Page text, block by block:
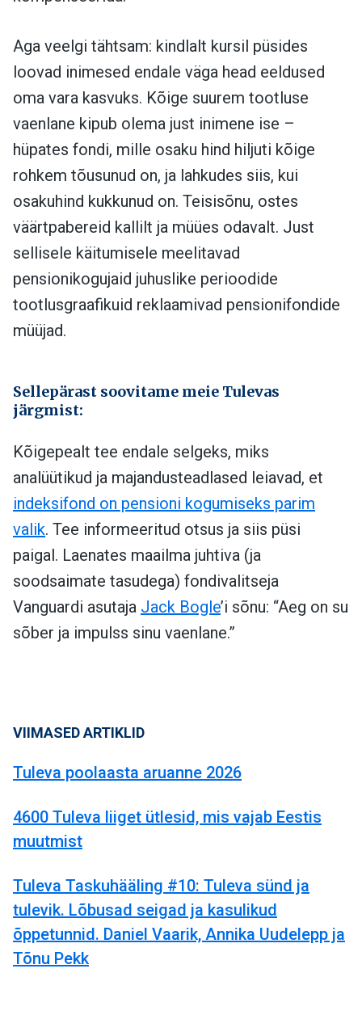
Aga veelgi tähtsam: kindlalt kursil püsides
loovad inimesed endale väga head eeldused
oma vara kasvuks. Kõige suurem tootluse
vaenlane kipub olema just inimene ise –
hüpates fondi, mille osaku hind hiljuti kõige
rohkem tõusunud on, ja lahkudes siis, kui
osakuhind kukkunud on. Teisisõnu, ostes
väärtpabereid kallilt ja müües odavalt. Just
sellisele käitumisele meelitavad
pensionikogujaid juhuslike perioodide
tootlusgraafikuid reklaamivad pensionifondide
müüjad.
Sellepärast soovitame meie Tulevas
järgmist:
Kõigepealt tee endale selgeks, miks
analüütikud ja majandusteadlased leiavad, et
indeksifond on pensioni kogumiseks parim
valik. Tee informeeritud otsus ja siis püsi
paigal. Laenates maailma juhtiva (ja
soodsaimate tasudega) fondivalitseja
Vanguardi asutaja Jack Bogle’i sõnu: “Aeg on su
sõber ja impulss sinu vaenlane.”
VIIMASED ARTIKLID
Tuleva poolaasta aruanne 2026
4600 Tuleva liiget ütlesid, mis vajab Eestis
muutmist
Tuleva Taskuhääling #10: Tuleva sünd ja
tulevik. Lõbusad seigad ja kasulikud
õppetunnid. Daniel Vaarik, Annika Uudelepp ja
Tõnu Pekk